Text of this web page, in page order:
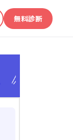
無料診断